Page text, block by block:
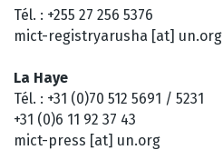
Tél. : +255 27 256 5376
mict-registryarusha [at] un.org
La Haye
Tél. : +31 (0)70 512 5691 / 5231
+31 (0)6 11 92 37 43
mict-press [at] un.org